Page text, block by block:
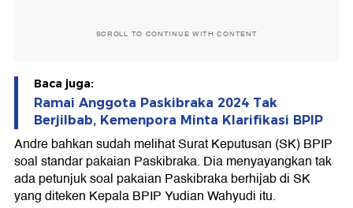
SCROLL TO CONTINUE WITH CONTENT
Baca juga:
Ramai Anggota Paskibraka 2024 Tak
Berjilbab, Kemenpora Minta Klarifikasi BPIP
Andre bahkan sudah melihat Surat Keputusan (SK) BPIP
soal standar pakaian Paskibraka. Dia menyayangkan tak
ada petunjuk soal pakaian Paskibraka berhijab di SK
yang diteken Kepala BPIP Yudian Wahyudi itu.